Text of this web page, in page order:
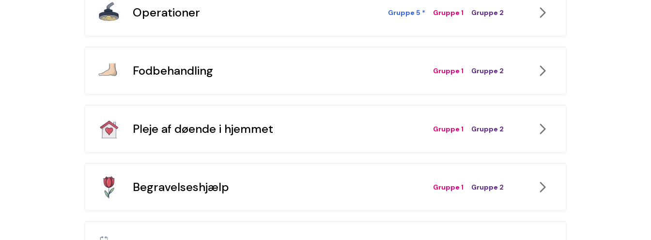
Operationer Gruppe 5 * Gruppe 1 Gruppe 2
Fodbehandling Gruppe 1 Gruppe 2
Pleje af døende i hjemmet Gruppe 1 Gruppe 2
Begravelseshjælp Gruppe 1 Gruppe 2